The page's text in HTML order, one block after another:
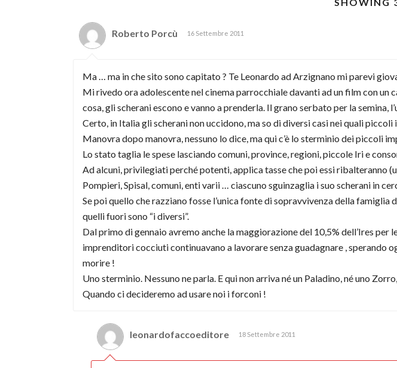
SHOWING
Roberto Porcù 16 Settembre 2011
Ma … ma in che sito sono capitato ? Te Leonardo ad Arzignano mi parevi
Mi rivedo ora adolescente nel cinema parrocchiale davanti ad un film con
cosa, gli scherani escono e vanno a prenderla. Il grano serbato per la
Certo, in Italia gli scherani non uccidono, ma so di diversi casi nei quali
Manovra dopo manovra, nessuno lo dice, ma qui c’è lo sterminio dei piccoli
Lo stato taglia le spese lasciando comuni, province, regioni, piccole Iri e
Ad alcuni, privilegiati perché potenti, applica tasse che poi essi ribalteranno
Pompieri, Spisal, comuni, enti varii … ciascuno sguinzaglia i suo scherani in
Se poi quello che razziano fosse l’unica fonte di sopravvivenza della
quelli fuori sono “i diversi”.
Dal primo di gennaio avremo anche la maggiorazione del 10,5% dell’Ires
imprenditori cocciuti continuavano a lavorare senza guadagnare , sperando
morire !
Uno sterminio. Nessuno ne parla. E qui non arriva né un Paladino, né uno
Quando ci decideremo ad usare noi i forconi !
leonardofaccoeditore 18 Settembre 2011